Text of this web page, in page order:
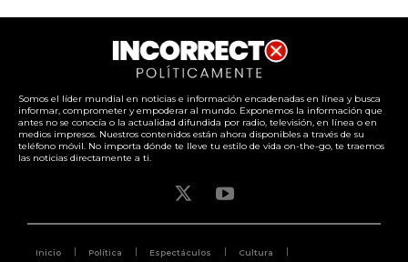
Somos el líder mundial en noticias e información encadenadas en línea y busca
informar, comprometer y empoderar al mundo. Exponemos la información que
antes no se conocía o la actualidad difundida por radio, televisión, en línea o en
medios impresos. Nuestros contenidos están ahora disponibles a través de su
teléfono móvil. No importa dónde te lleve tu estilo de vida on-the-go, te traemos
las noticias directamente a ti.
Inicio Política Espectáculos Cultura